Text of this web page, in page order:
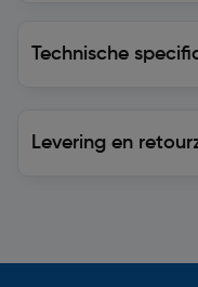
Technische
Levering en